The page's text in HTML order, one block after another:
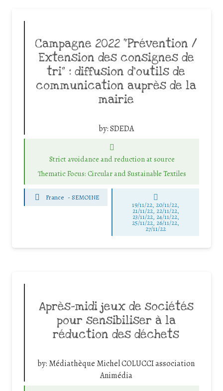
Campagne 2022 “Prévention /
Extension des consignes de
tri” : diffusion d’outils de
communication auprès de la
mairie
by:SDEDA
Strict avoidance and reduction at source
Thematic Focus: Circular and Sustainable Textiles
France -SEMOINE
19/11/22, 20/11/22,
21/11/22, 22/11/22,
23/11/22, 24/11/22,
25/11/22, 26/11/22,
27/11/22
Après-midi jeux de sociétés
pour sensibiliser à la
réduction des déchets
by: Médiathèque Michel COLUCCI association
Animédia